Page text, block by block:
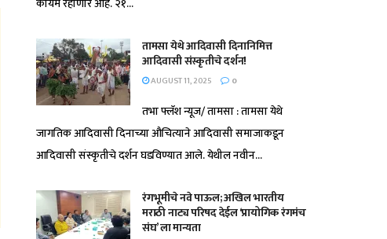
तामसा येथे आदिवासी दिनानिमित्त
आदिवासी संस्कृतीचे दर्शन!
AUGUST 11, 2025 0
तभा फ्लॅश न्यूज/ तामसा : तामसा येथे
जागतिक आदिवासी दिनाच्या औचित्याने आदिवासी समाजाकडून
आदिवासी संस्कृतीचे दर्शन घडविण्यात आले. येथील नवीन...
रंगभूमीचे नवे पाऊल; अखिल भारतीय
मराठी नाट्य परिषद देईल ‘प्रायोगिक रंगमंच
संघ’ ला मान्यता